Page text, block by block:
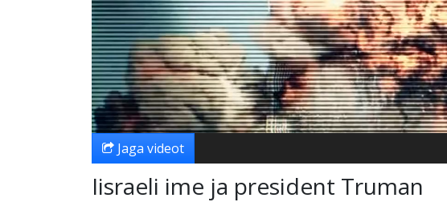
video
Jaga videot
Iisraeli ime ja president Truman